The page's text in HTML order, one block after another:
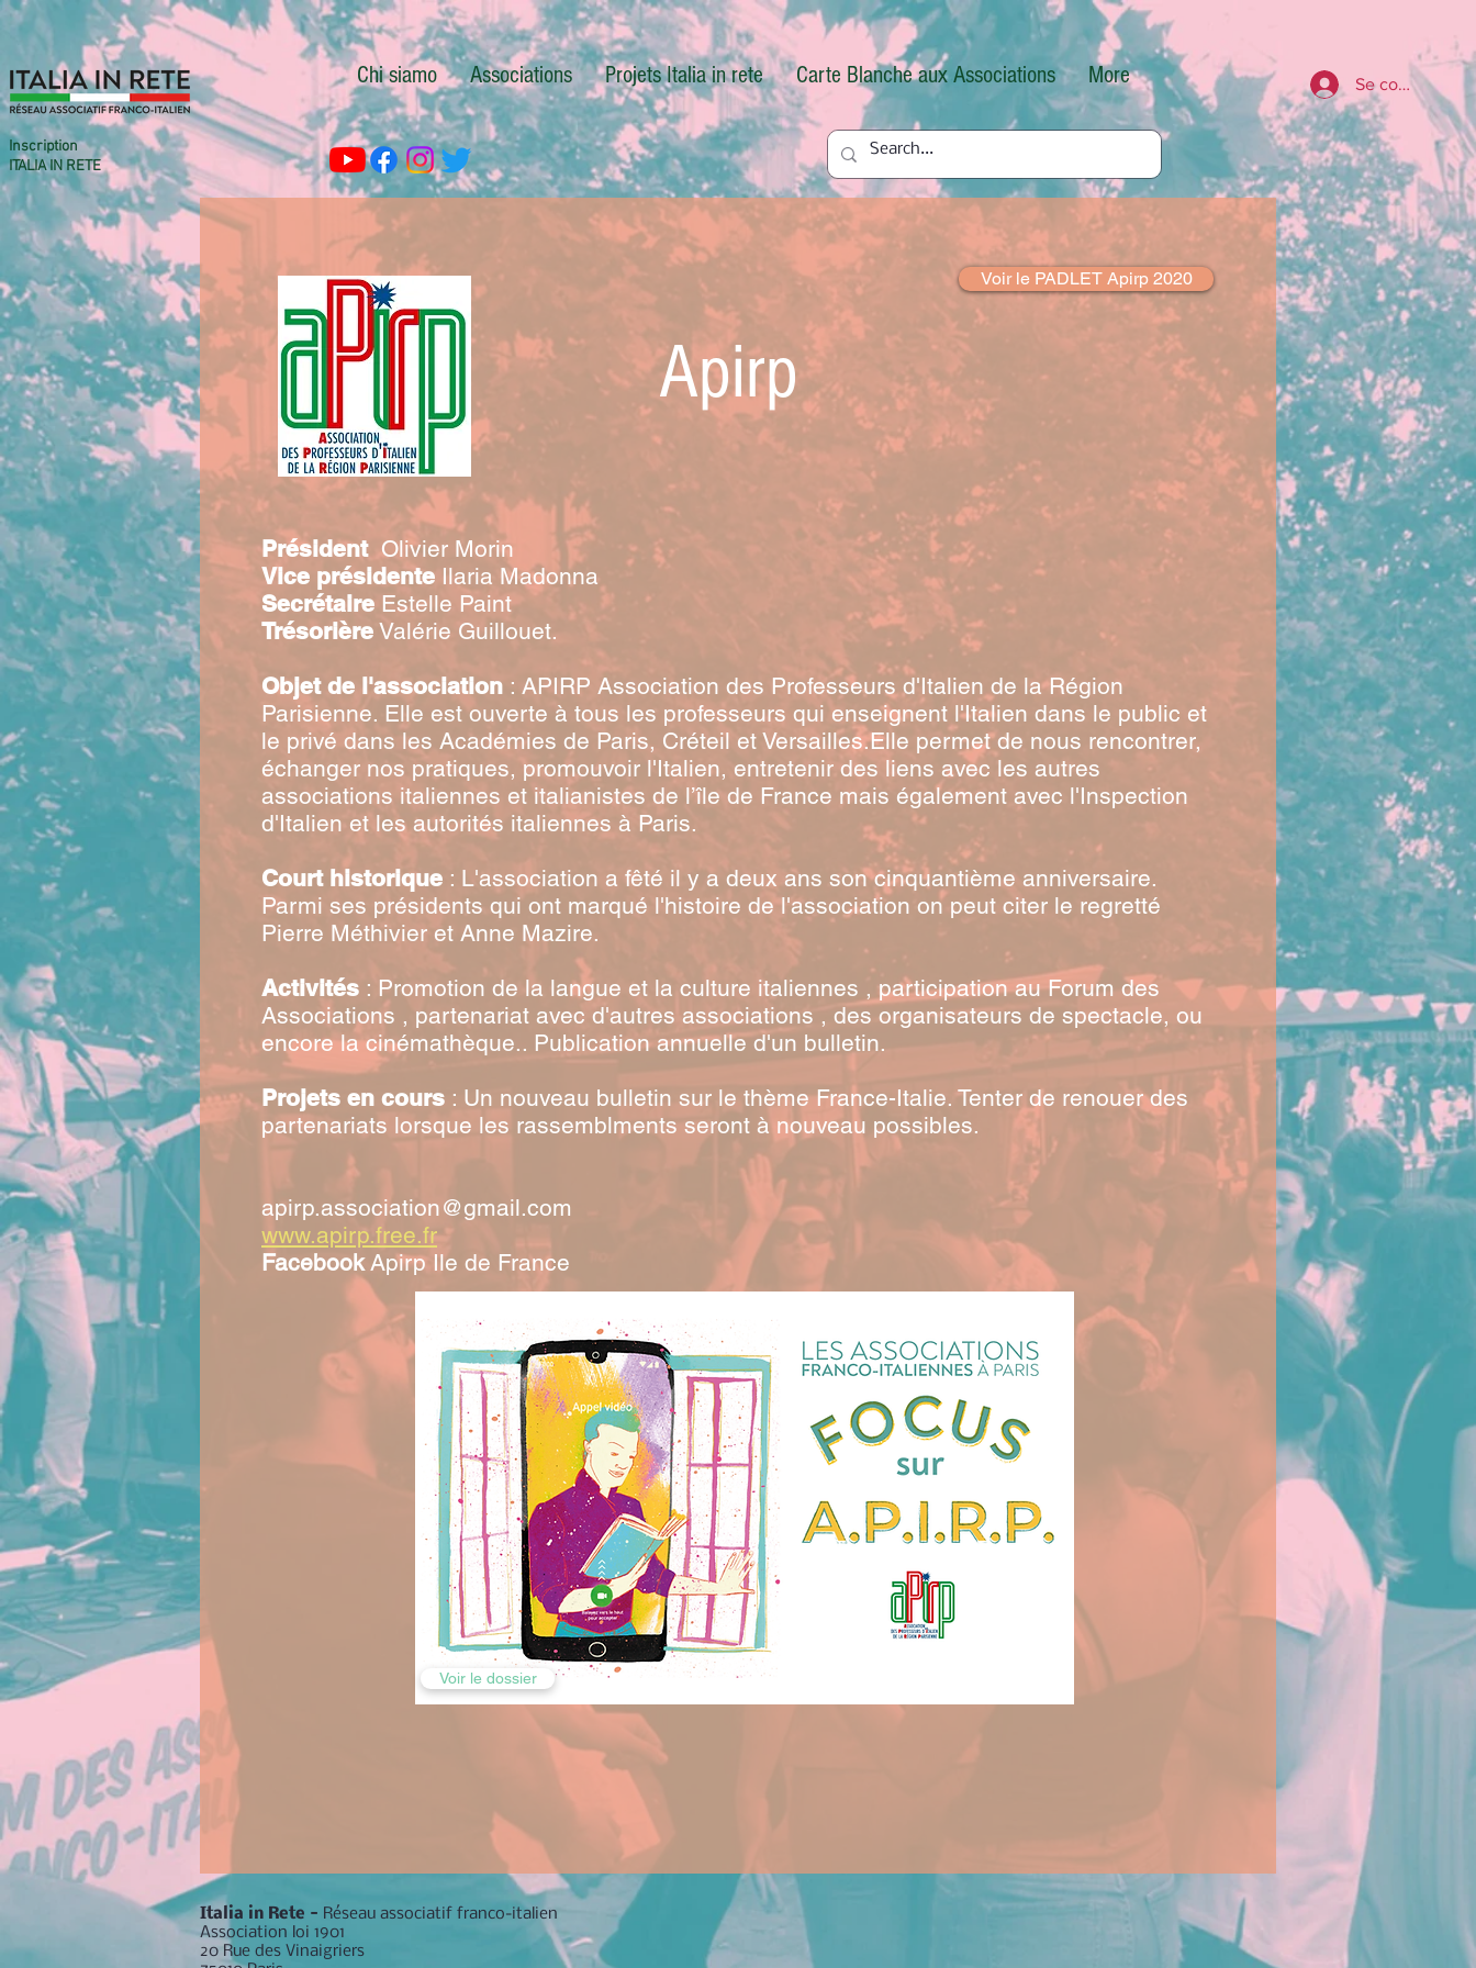
Inscription
ITALIA IN RETE
Chi siamo Associations Projets Italia in rete Carte Blanche aux Associations More Se connecter
Voir le PADLET Apirp 2020
Apirp
Président Olivier Morin
Vice présidente Ilaria Madonna
Secrétaire Estelle Paint
Trésorière Valérie Guillouet.
Objet de l'association : APIRP Association des Professeurs d'Italien de la Région
Parisienne. Elle est ouverte à tous les professeurs qui enseignent l'Italien dans le public et
le privé dans les Académies de Paris, Créteil et Versailles.Elle permet de nous rencontrer,
échanger nos pratiques, promouvoir l'Italien, entretenir des liens avec les autres
associations italiennes et italianistes de l’île de France mais également avec l'Inspection
d'Italien et les autorités italiennes à Paris.
Court historique : L'association a fêté il y a deux ans son cinquantième anniversaire.
Parmi ses présidents qui ont marqué l'histoire de l'association on peut citer le regretté
Pierre Méthivier et Anne Mazire.
Activités : Promotion de la langue et la culture italiennes , participation au Forum des
Associations , partenariat avec d'autres associations , des organisateurs de spectacle, ou
encore la cinémathèque.. Publication annuelle d'un bulletin.
Projets en cours : Un nouveau bulletin sur le thème France-Italie. Tenter de renouer des
partenariats lorsque les rassemblments seront à nouveau possibles.
apirp.association@gmail.com
www.apirp.free.fr
FacebookApirp Ile de France
Voir le dossier
Italia in Rete - Réseau associatif franco-italien
Association loi 1901
20 Rue des Vinaigriers